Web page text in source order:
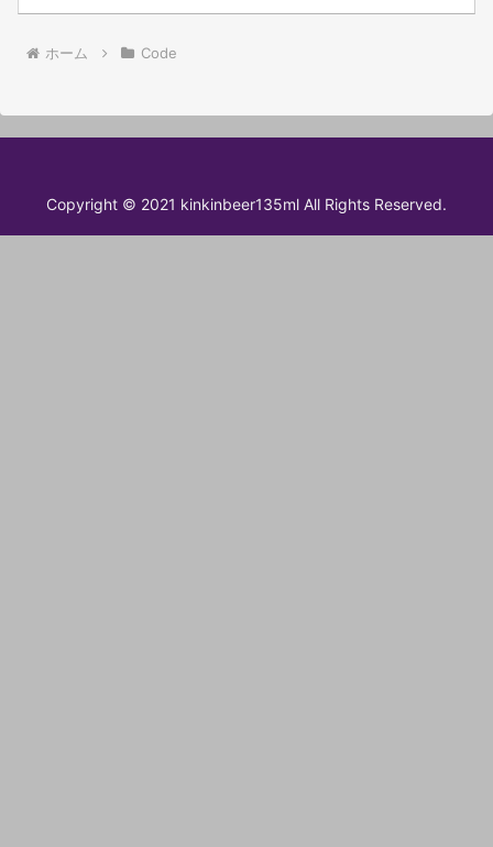
ホーム Code
Copyright © 2021 kinkinbeer135ml All Rights Reserved.